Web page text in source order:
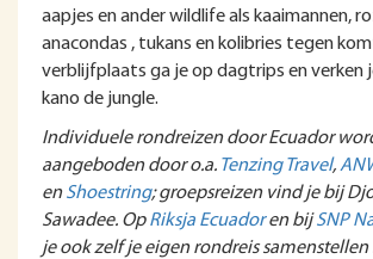
aapjes en ander wildlife als kaaimannen,
anacondas , tukans en kolibries tegen
verblijfplaats ga je op dagtrips en verken
kano de jungle.
Individuele rondreizen door Ecuador
aangeboden door o.a. Tenzing Travel,
enShoestring; groepsreizen vind je bij
Sawadee. OpRiksja Ecuadoren bijSNP
je ook zelf je eigen rondreis samenstellen